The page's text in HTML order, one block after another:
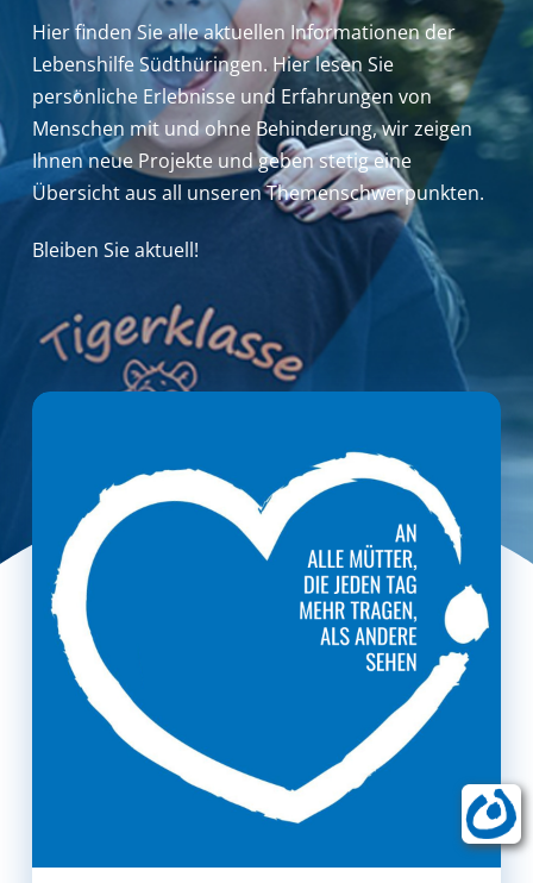
Hier finden Sie alle aktuellen Informationen der
Lebenshilfe Südthüringen. Hier lesen Sie
persönliche Erlebnisse und Erfahrungen von
Menschen mit und ohne Behinderung,wir zeigen
Ihnen neue Projekte und geben stetig eine
Übersicht aus all unseren Themenschwerpunkten.
Bleiben Sie aktuell!